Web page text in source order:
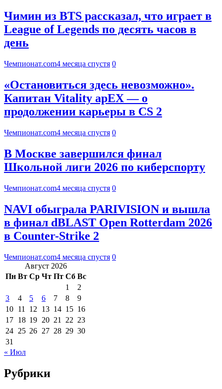
Чимин из BTS рассказал, что играет в
League of Legends по десять часов в
день
Чемпионат.com4 месяца спустя 0
«Остановиться здесь невозможно».
Капитан Vitality apEX — о
продолжении карьеры в CS 2
Чемпионат.com4 месяца спустя 0
В Москве завершился финал
Школьной лиги 2026 по киберспорту
Чемпионат.com4 месяца спустя 0
NAVI обыграла PARIVISION и вышла
в финал dBLAST Open Rotterdam 2026
в Counter-Strike 2
Чемпионат.com4 месяца спустя 0
Август 2026
Пн Вт Ср Чт Пт Сб Вс
1
2
3
4 5 6 7 8
9
10 11 12 13 14 15 16
17 18 19 20 21 22 23
24 25 26 27 28 29 30
31
« Июл
Рубрики